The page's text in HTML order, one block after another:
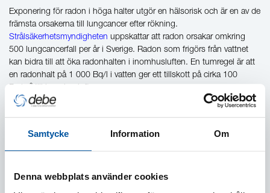
Samtycke Information Om
Denna webbplats använder cookies
Exponering för radon i höga halter utgör en hälsorisk och är en av de
främsta orsakerna till lungcancer efter rökning.
Strålsäkerhetsmyndigheten uppskattar att radon orsakar omkring
500 lungcancerfall per år i Sverige. Radon som frigörs från vattnet
kan bidra till att öka radonhalten i inomhusluften. En tumregel är att
en radonhalt på 1 000 Bq/l i vatten ger ett tillskott på cirka 100
Vilka produkter har vi på Debe för att
motverka radon?
Vi erbjuder Radonett radonavskiljare för att säkerställa en effektiv och
för olika behov, från enskilda hushåll till större samfälligheter och
kommunala vattenverk.